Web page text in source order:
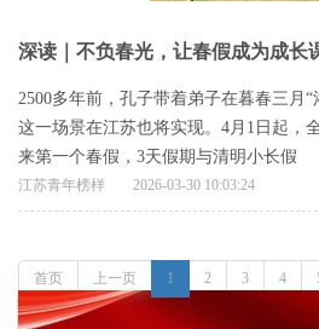
深读｜不负春光，让春假成为成长
2500多年前，孔子带着弟子在暮春三月“
这一场景在江苏也将实现。4月1日起，
来第一个春假，3天假期与清明小长假
江苏青年榜样 2026-03-30 10:03:24
首页 上一页 1 2 3 4
10 11